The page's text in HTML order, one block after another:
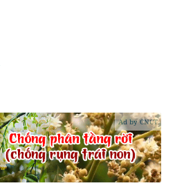
Ad by CNCT